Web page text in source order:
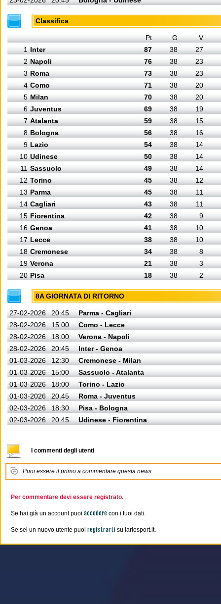
Classifica
Pt G
V
1 Inter 87 38
27
2 Napoli 76 38
23
3 Roma 73 38
23
4 Como 71 38
20
5 Milan 70 38
20
6 Juventus 69 38
19
7 Atalanta 59 38
15
8 Bologna 56 38
16
9 Lazio 54 38
14
10 Udinese 50 38
14
11 Sassuolo 49 38
14
12 Torino 45 38
12
13 Parma 45 38
11
14 Cagliari 43 38
11
15 Fiorentina 42 38
9
16 Genoa 41 38
10
17 Lecce 38 38
10
18 Cremonese 34 38
8
19 Verona 21 38
3
20 Pisa 18 38 2
8A GIORNATA DI RITORNO
27-02-2026 20:45
Parma - Cagliari
28-02-2026
15:00
Como - Lecce
28-02-2026
18:00
Verona - Napoli
28-02-2026
20:45
Inter - Genoa
01-03-2026
12:30
Cremonese - Milan
01-03-2026
15:00
Sassuolo - Atalanta
01-03-2026
18:00
Torino - Lazio
01-03-2026
20.45
Roma - Juventus
02-03-2026
18:30
Pisa - Bologna
02-03-2026
20:45 Udinese - Fiorentina
I commenti degli utenti
Puoi essere il primo a commentare questa news
Per commentare devi essere registrato.
Se hai già un account puoi accedere con i tuoi dati.
Se sei un nuovo utente puoi registrarti su lariosport.it.